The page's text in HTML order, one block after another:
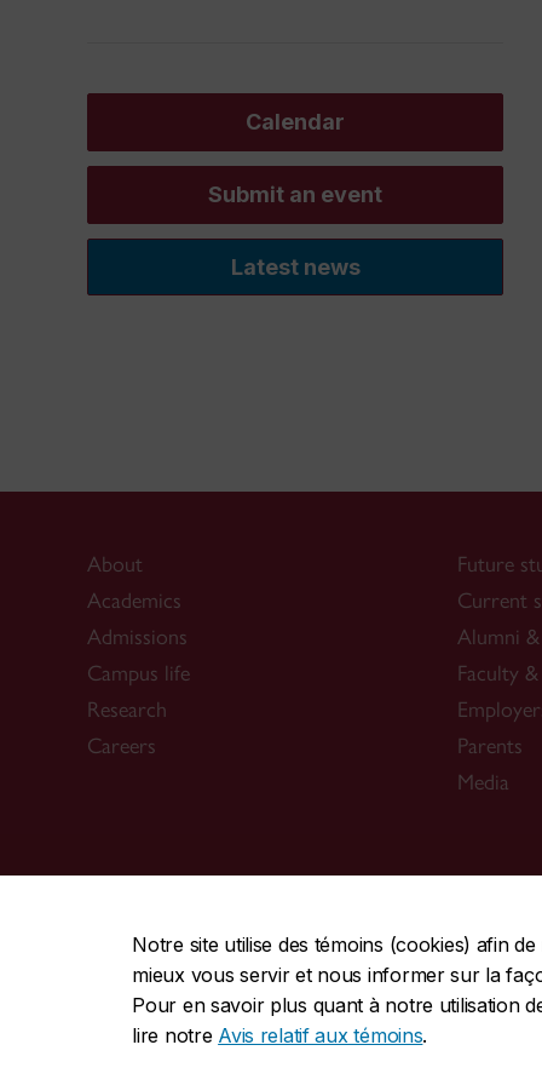
Notre site utilise des témoins (cookies) afin
mieux vous servir et nous informer sur la
Pour en savoir plus quant à notre utilisation
lire notre Avis relatif aux témoins.
Calendar
Submit an event
Latest news
About
Academics
Admissions
Campus life
Research
Careers
Future
Current
Alumni
Faculty
Parents
Media
CENTRALE514-848-2424 | URGENCE
Protection et prévention | Accessibilité | Confidentialité
Commentaires sur le site Web